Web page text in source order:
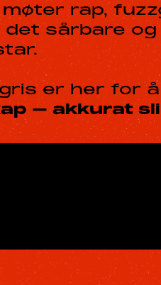
rap,
det sårbare
er her for
– akkurat